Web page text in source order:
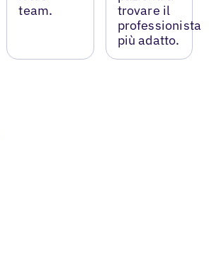
team.
trovare il
professionista
più adatto.